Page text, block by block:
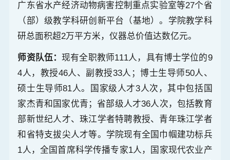
广东省水产经济动物病害控制重点实验室等27个省
（部）级教学科研创新平台（基地）。学院教学科
研总面积超2万平方米，仪器总价值达数亿元。
师资队伍：现有全职教师111人，具有博士学位的9
4人，教授46人、副教授33人；博士生导师50人、
硕士生导师81人。国家级人才3人次，其中包括国
家杰青和国家优青；省部级人才36人次，包括教育
部新世纪人才、珠江学者特聘教授、青年珠江学者
和省特支拔尖人才等。学院现有全国巾帼建功标兵
1人，全国首席科学传播专家1人，国家现代农业产